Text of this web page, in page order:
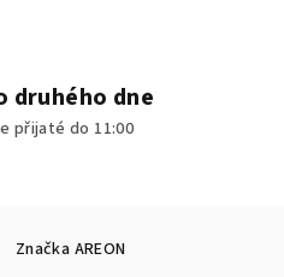
druhého dne
přijaté do 11:00
Značka AREON